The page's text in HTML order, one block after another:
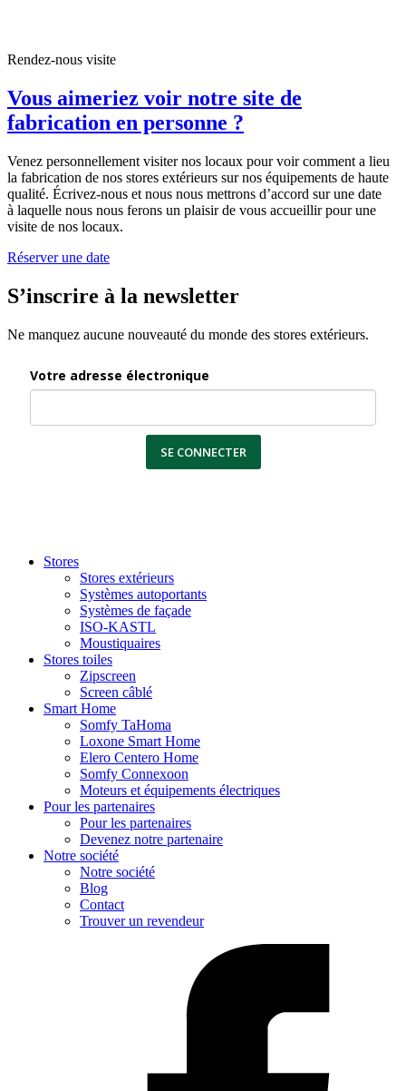
Rendez-nous visite
Vous aimeriez voir notre site de
fabrication en personne ?
Venez personnellement visiter nos locaux pour voir comment a lieu
la fabrication de nos stores extérieurs sur nos équipements de haute
qualité. Écrivez-nous et nous nous mettrons d’accord sur une date
à laquelle nous nous ferons un plaisir de vous accueillir pour une
visite de nos locaux.
Réserver une date
S’inscrire à la newsletter
Ne manquez aucune nouveauté du monde des stores extérieurs.
Votre adresse électronique
SE CONNECTER
Stores
Stores extérieurs
Systèmes autoportants
Systèmes de façade
ISO-KASTL
Moustiquaires
Stores toiles
Zipscreen
Screen câblé
Smart Home
Somfy TaHoma
Loxone Smart Home
Elero Centero Home
Somfy Connexoon
Moteurs et équipements électriques
Pour les partenaires
Pour les partenaires
Devenez notre partenaire
Notre société
Notre société
Blog
Contact
Trouver un revendeur